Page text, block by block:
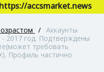
accsmarket.news
/ Аккаунты
2017 год. Подтверждены
требовать
Профиль частично